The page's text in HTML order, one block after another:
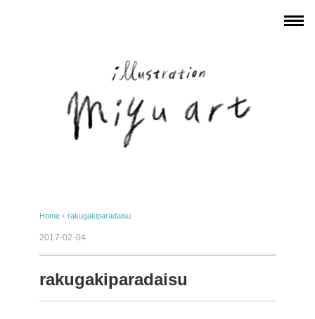
Home › rakugakiparadaisu
2017-02-04
rakugakiparadaisu